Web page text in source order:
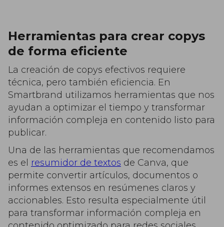
Herramientas para crear copys
de forma eficiente
La creación de copys efectivos requiere
técnica, pero también eficiencia. En
Smartbrand utilizamos herramientas que nos
ayudan a optimizar el tiempo y transformar
información compleja en contenido listo para
publicar.
Una de las herramientas que recomendamos
es el resumidor de textos de Canva, que
permite convertir artículos, documentos o
informes extensos en resúmenes claros y
accionables. Esto resulta especialmente útil
para transformar información compleja en